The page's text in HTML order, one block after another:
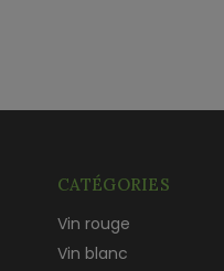
CATÉGORIES
Vin rouge
Vin blanc